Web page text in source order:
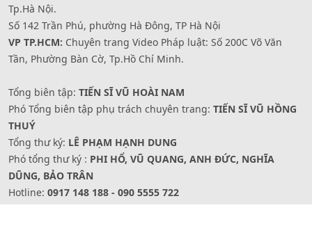
Tp.Hà Nội.
Số 142 Trần Phú, phường Hà Đông, TP Hà Nội
VP TP.HCM: Chuyên trang Video Pháp luật: Số 200C Võ Văn
Tần, Phường Bàn Cờ, Tp.Hồ Chí Minh.
Tổng biên tập: TIẾN SĨ VŨ HOÀI NAM
Phó Tổng biên tập phụ trách chuyên trang: TIẾN SĨ VŨ HỒNG
THUÝ
Tổng thư ký: LÊ PHẠM HẠNH DUNG
Phó tổng thư ký : PHI HỔ, VŨ QUANG, ANH ĐỨC, NGHĨA
DŨNG, BẢO TRÂN
Hotline: 0917 148 188 - 090 5555 722